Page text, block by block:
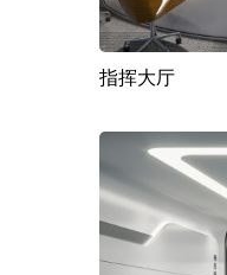
指挥大厅